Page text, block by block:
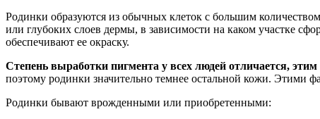
Родинки образуются из обычных клеток с большим
или глубоких слоев дермы, в зависимости на каком участке
обеспечивают ее окраску.
Степень выработки пигмента у всех людей отличается,
поэтому родинки значительно темнее остальной кожи. Этими
Родинки бывают врожденными или приобретенными: